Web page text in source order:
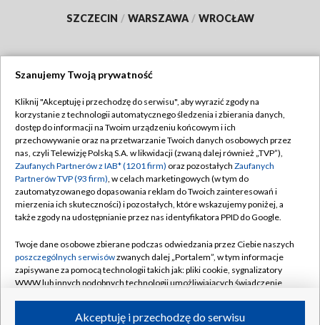
SZCZECIN / WARSZAWA / WROCŁAW
TVP
Abonament TVP
Emisja w TVP
Centrum informacji TVP
Naziemna Telewizja Cyfrowa
Rada Programowa
System NOS
Informacje o nadawcy
Regulamin TVP
Polityka prywatności
Moje zgody
Pomoc
Kontakt
Kanały
Szanujemy Twoją prywatność
Kliknij "Akceptuję i przechodzę do serwisu", aby wyrazić zgody na
korzystanie z technologii automatycznego śledzenia i zbierania danych,
dostęp do informacji na Twoim urządzeniu końcowym i ich
przechowywanie oraz na przetwarzanie Twoich danych osobowych przez
nas, czyli Telewizję Polską S.A. w likwidacji (zwaną dalej również „TVP”),
Zaufanych Partnerów z IAB* (1201 firm) oraz pozostałych Zaufanych
Partnerów TVP (93 firm), w celach marketingowych (w tym do
zautomatyzowanego dopasowania reklam do Twoich zainteresowań i
mierzenia ich skuteczności) i pozostałych, które wskazujemy poniżej, a
także zgody na udostępnianie przez nas identyfikatora PPID do Google.
Twoje dane osobowe zbierane podczas odwiedzania przez Ciebie naszych
poszczególnych serwisówzwanych dalej „Portalem”, w tym informacje
zapisywane za pomocą technologii takich jak: pliki cookie, sygnalizatory
WWW lub innych podobnych technologii umożliwiających świadczenie
ruchu w Internecie.Akceptuję i przechodzę do serwisu